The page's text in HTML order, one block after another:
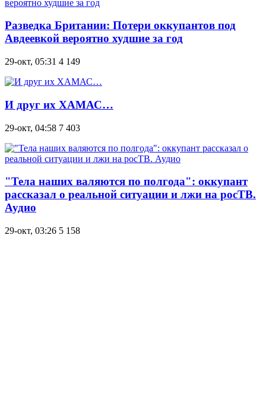
Разведка Британии: Потери оккупантов под
Авдеевкой вероятно худшие за год
29-окт, 05:31 4 149
И друг их ХАМАС…
29-окт, 04:58 7 403
"Тела наших валяются по полгода": оккупант
рассказал о реальной ситуации и лжи на росТВ.
Аудио
29-окт, 03:26 5 158